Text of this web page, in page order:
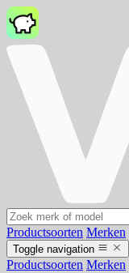
Productsoorten Merken
Toggle navigation
Productsoorten Merken